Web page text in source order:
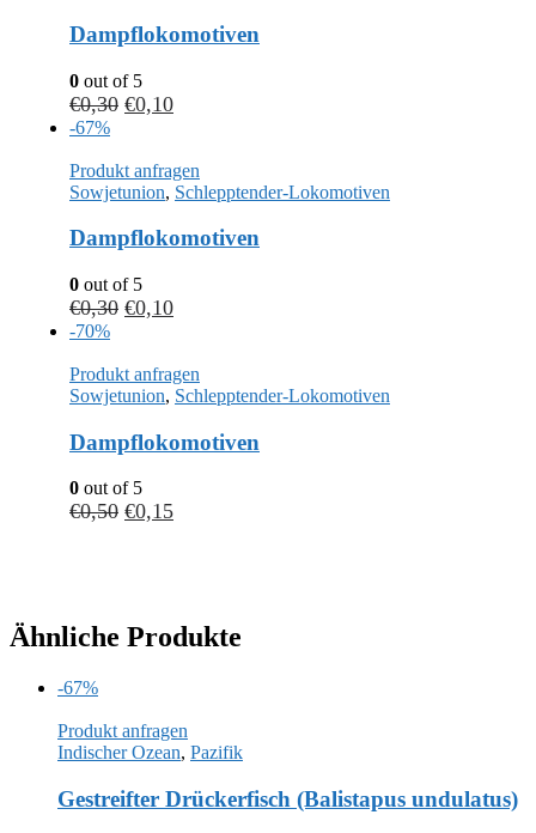
Dampflokomotiven
0 out of 5
€0,30 €0,10
-67%
Produkt anfragen
Sowjetunion, Schlepptender-Lokomotiven
Dampflokomotiven
0 out of 5
€0,30 €0,10
-70%
Produkt anfragen
Sowjetunion, Schlepptender-Lokomotiven
Dampflokomotiven
0 out of 5
€0,50 €0,15
Ähnliche Produkte
-67%
Produkt anfragen
Indischer Ozean, Pazifik
Gestreifter Drückerfisch (Balistapus undulatus)